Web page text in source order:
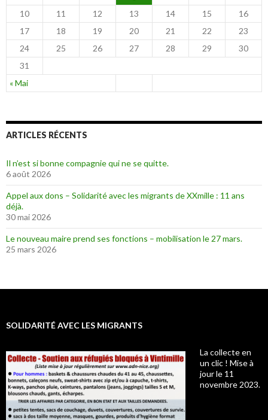
« Mai
10
11 12 13 14 15
16
17
18 19 20 21 22
23
24
25 26 27 28 29
30
31
ARTICLES RÉCENTS
Il n’est si bonne compagnie qui ne se quitte.
6 août 2026
Appel aux dons – Solidarité avec les migrants de XXmille : 11 ans
déjà.
30 mai 2026
Le nouveau maire prend ses fonctions – mobilisation le 27 mars.
25 mars 2026
SOLIDARITÉ AVEC LES MIGRANTS
La collecte en
un clic ! Mise à
jour le 11
novembre 2023.